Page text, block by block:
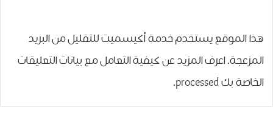
هذا الموقع يستخدم خدمة أكيسميت للتقليل من البريد
المزعجة.اعرف المزيد عن كيفية التعامل مع بيانات التعليقات
الخاصة بك processed
.